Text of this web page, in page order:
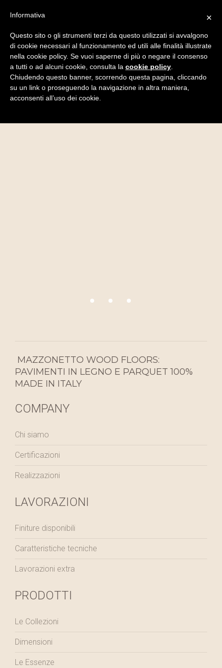
MAZZONETTO WOOD FLOORS:
PAVIMENTI IN LEGNO E PARQUET 100%
MADE IN ITALY
COMPANY
Chi siamo
Certificazioni
Realizzazioni
LAVORAZIONI
Finiture disponibili
Caratteristiche tecniche
Lavorazioni extra
PRODOTTI
Le Collezioni
Dimensioni
Le Essenze
×
Informativa
Questo sito o gli strumenti terzi da questo utilizzati si avvalgono
di cookie necessari al funzionamento ed utili alle finalità illustrate
nella cookie policy. Se vuoi saperne di più o negare il consenso
a tutti o ad alcuni cookie, consulta la cookie policy
Chiudendo questo banner, scorrendo questa pagina, cliccando
su un link o proseguendo la navigazione in altra maniera,
acconsenti all’uso dei cookie.